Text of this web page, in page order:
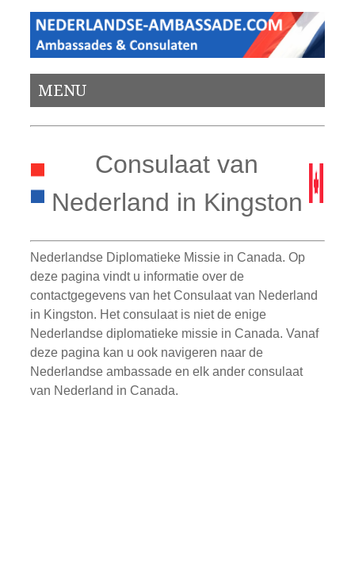
MENU
Consulaat van
Nederland in Kingston
Nederlandse Diplomatieke Missie in Canada. Op
deze pagina vindt u informatie over de
contactgegevens van het Consulaat van Nederland
in Kingston. Het consulaat is niet de enige
Nederlandse diplomatieke missie in Canada. Vanaf
deze pagina kan u ook navigeren naar de
Nederlandse ambassade en elk ander consulaat
van Nederland in Canada.